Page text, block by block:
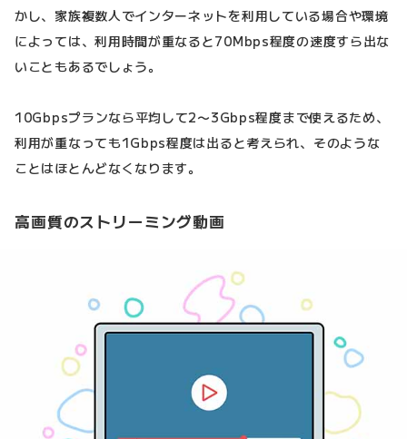
かし、家族複数人でインターネットを利用している場合や環境
によっては、利用時間が重なると70Mbps程度の速度すら出な
いこともあるでしょう。
10Gbpsプランなら平均して2〜3Gbps程度まで使えるため、
利用が重なっても1Gbps程度は出ると考えられ、そのような
ことはほとんどなくなります。
高画質のストリーミング動画